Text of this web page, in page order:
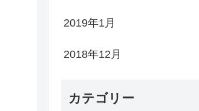
2019年1月
2018年12月
カテゴリー